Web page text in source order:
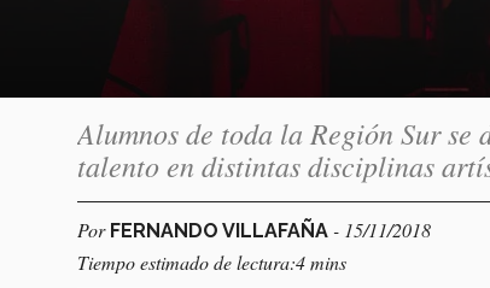
Alumnos de toda la Región Sur se
talento en distintas disciplinas
Por FERNANDO VILLAFAÑA - 15/11/2018
Tiempo estimado de lectura:4 mins